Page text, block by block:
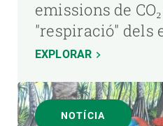
emissions de
"respiració" dels
EXPLORAR
NOTÍCIA